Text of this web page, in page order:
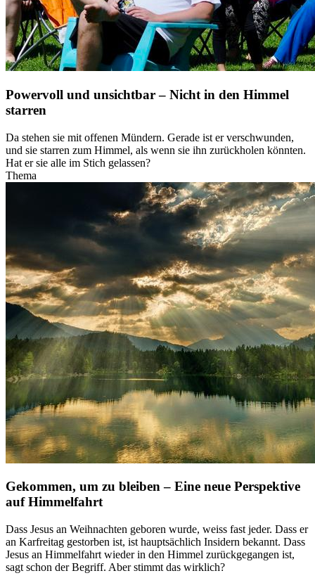
Powervoll und unsichtbar – Nicht in den Himmel
starren
Da stehen sie mit offenen Mündern. Gerade ist er verschwunden,
und sie starren zum Himmel, als wenn sie ihn zurückholen könnten.
Hat er sie alle im Stich gelassen?
Thema
Gekommen, um zu bleiben – Eine neue Perspektive
auf Himmelfahrt
Dass Jesus an Weihnachten geboren wurde, weiss fast jeder. Dass er
an Karfreitag gestorben ist, ist hauptsächlich Insidern bekannt. Dass
Jesus an Himmelfahrt wieder in den Himmel zurückgegangen ist,
sagt schon der Begriff. Aber stimmt das wirklich?